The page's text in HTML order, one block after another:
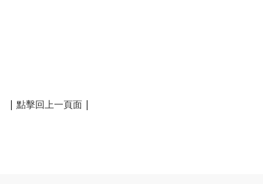
| 點擊回上一頁面 |